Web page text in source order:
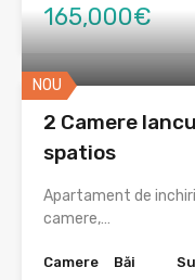
165,000€
NOU
2 Camere
spatios
Apartament de
camere,…
Camere
Băi